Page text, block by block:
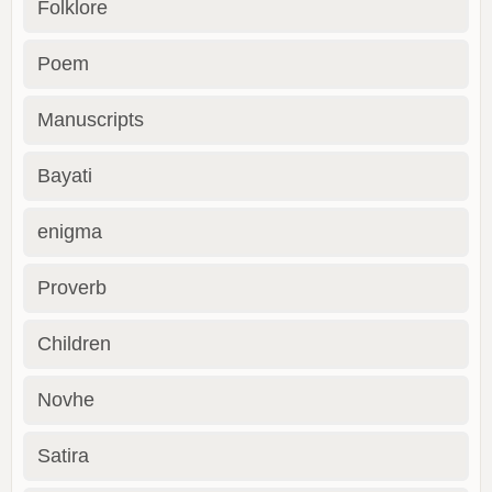
Folklore
Poem
Manuscripts
Bayati
enigma
Proverb
Children
Novhe
Satira